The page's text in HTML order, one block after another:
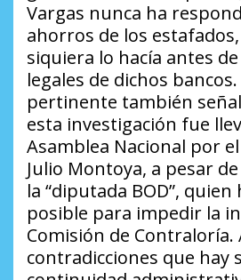
Vargas nunca ha
ahorros de los
siquiera lo hacía antes
legales de dichos
pertinente también
esta investigación fue
Asamblea Nacional por
Julio Montoya, a pesar
la “diputada BOD”,
posible para impedir la
Comisión de Contraloría.
contradicciones que hay